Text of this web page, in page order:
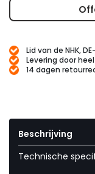
Lid van de NHK,
Levering door
14 dagen
Beschrijving
Technische